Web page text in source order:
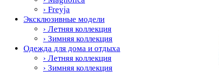
› Freyja
Эксклюзивные модели
› Летняя коллекция
› Зимняя коллекция
Одежда для дома и отдыха
› Летняя коллекция
› Зимняя коллекция